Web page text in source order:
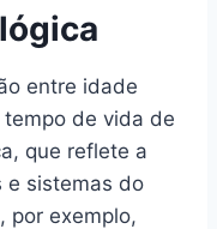
entre idade
de vida de
que reflete a
e sistemas do
por exemplo,